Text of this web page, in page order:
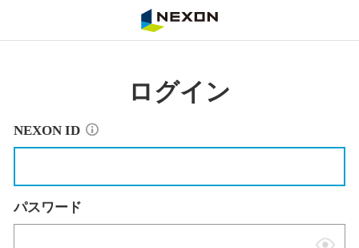
ログイン
NEXON ID
パスワード